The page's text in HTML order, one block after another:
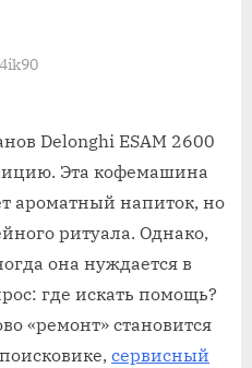
Delonghi ESAM 2600
Эта кофемашина
ароматный напиток, но
ритуала. Однако,
она нуждается в
где искать помощь?
«ремонт» становится
сервисный